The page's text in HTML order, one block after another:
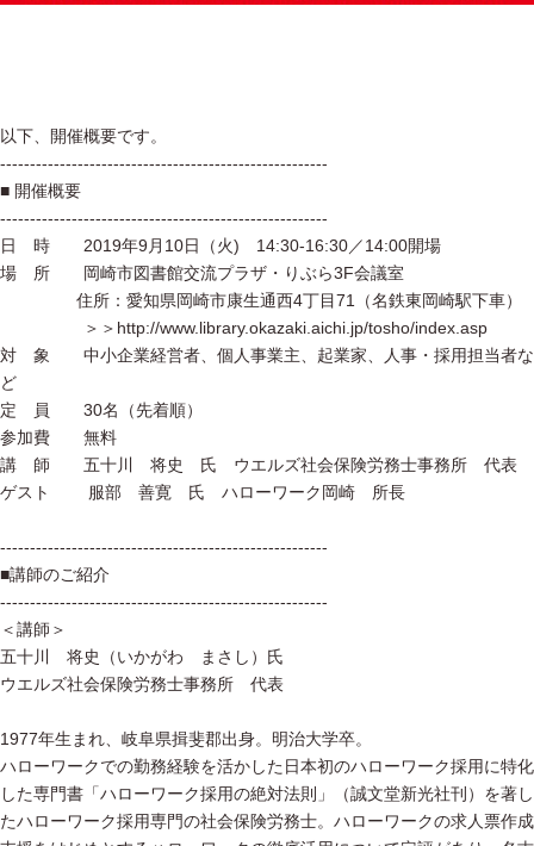
以下、開催概要です。
-------------------------------------------------------
■ 開催概要
-------------------------------------------------------
日 時 2019年9月10日（火) 14:30-16:30／14:00開場
場 所 岡崎市図書館交流プラザ・りぶら3F会議室
住所：愛知県岡崎市康生通西4丁目71（名鉄東岡崎駅下車）
＞＞http://www.library.okazaki.aichi.jp/tosho/index.asp
対 象 中小企業経営者、個人事業主、起業家、人事・採用担当者な
ど
定 員 30名（先着順）
参加費 無料
講 師 五十川 将史 氏 ウエルズ社会保険労務士事務所 代表
ゲスト 服部 善寛 氏 ハローワーク岡崎 所長
-------------------------------------------------------
■講師のご紹介
-------------------------------------------------------
＜講師＞
五十川 将史（いかがわ まさし）氏
ウエルズ社会保険労務士事務所 代表
1977年生まれ、岐阜県揖斐郡出身。明治大学卒。
ハローワークでの勤務経験を活かした日本初のハローワーク採用に特化
した専門書「ハローワーク採用の絶対法則」（誠文堂新光社刊）を著し
たハローワーク採用専門の社会保険労務士。ハローワークの求人票作成